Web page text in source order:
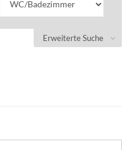
Erweiterte Suche